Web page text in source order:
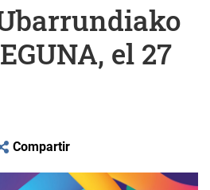
el 27
Compartir